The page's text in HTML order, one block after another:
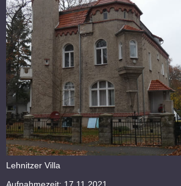
Lehnitzer Villa
Aufnahmezeit: 17.11.2021